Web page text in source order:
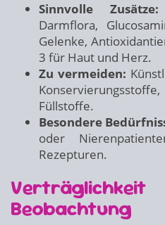
Sinnvolle Zusätze:
Darmflora,
Gelenke,
3 für Haut und Herz.
Zu vermeiden:
Füllstoffe.
Besondere
oder
Rezepturen.
Beobachtung